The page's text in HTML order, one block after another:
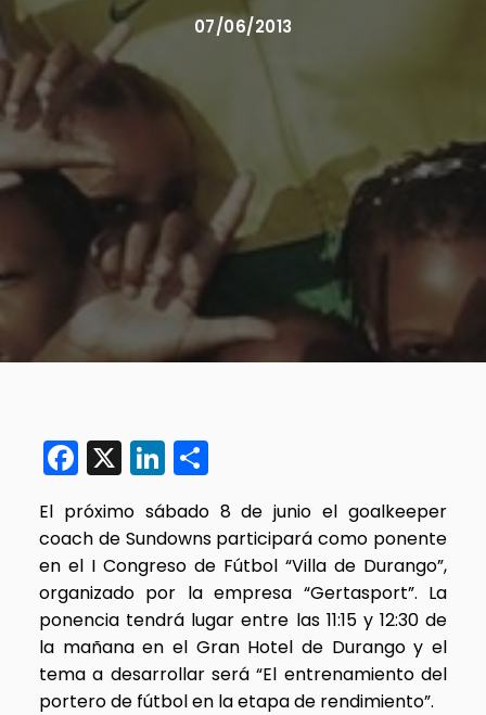
07/06/2013
Facebook
X LinkedIn
El próximo sábado 8 de junio el goalkeeper
coach de Sundowns participará como ponente
en el I Congreso de Fútbol “Villa de Durango”,
organizado por la empresa “Gertasport”. La
ponencia tendrá lugar entre las 11:15 y 12:30 de
la mañana en el Gran Hotel de Durango y el
tema a desarrollar será “El entrenamiento del
portero de fútbol en la etapa de rendimiento”.